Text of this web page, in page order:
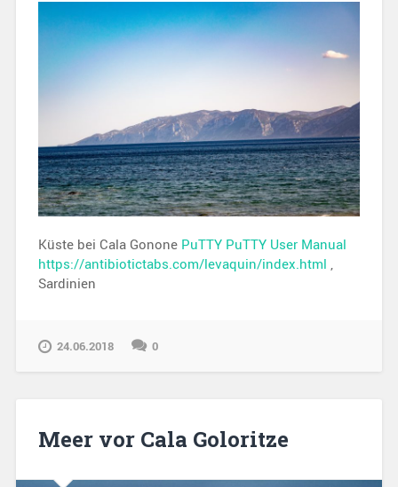
Küste bei Cala Gonone PuTTY PuTTY User Manual
https://antibiotictabs.com/levaquin/index.html
Sardinien
24.06.2018 0
Meer vor Cala Goloritze